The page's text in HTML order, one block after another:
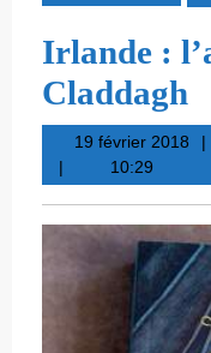
Irlande :
Claddagh
19 février 201819
10:29